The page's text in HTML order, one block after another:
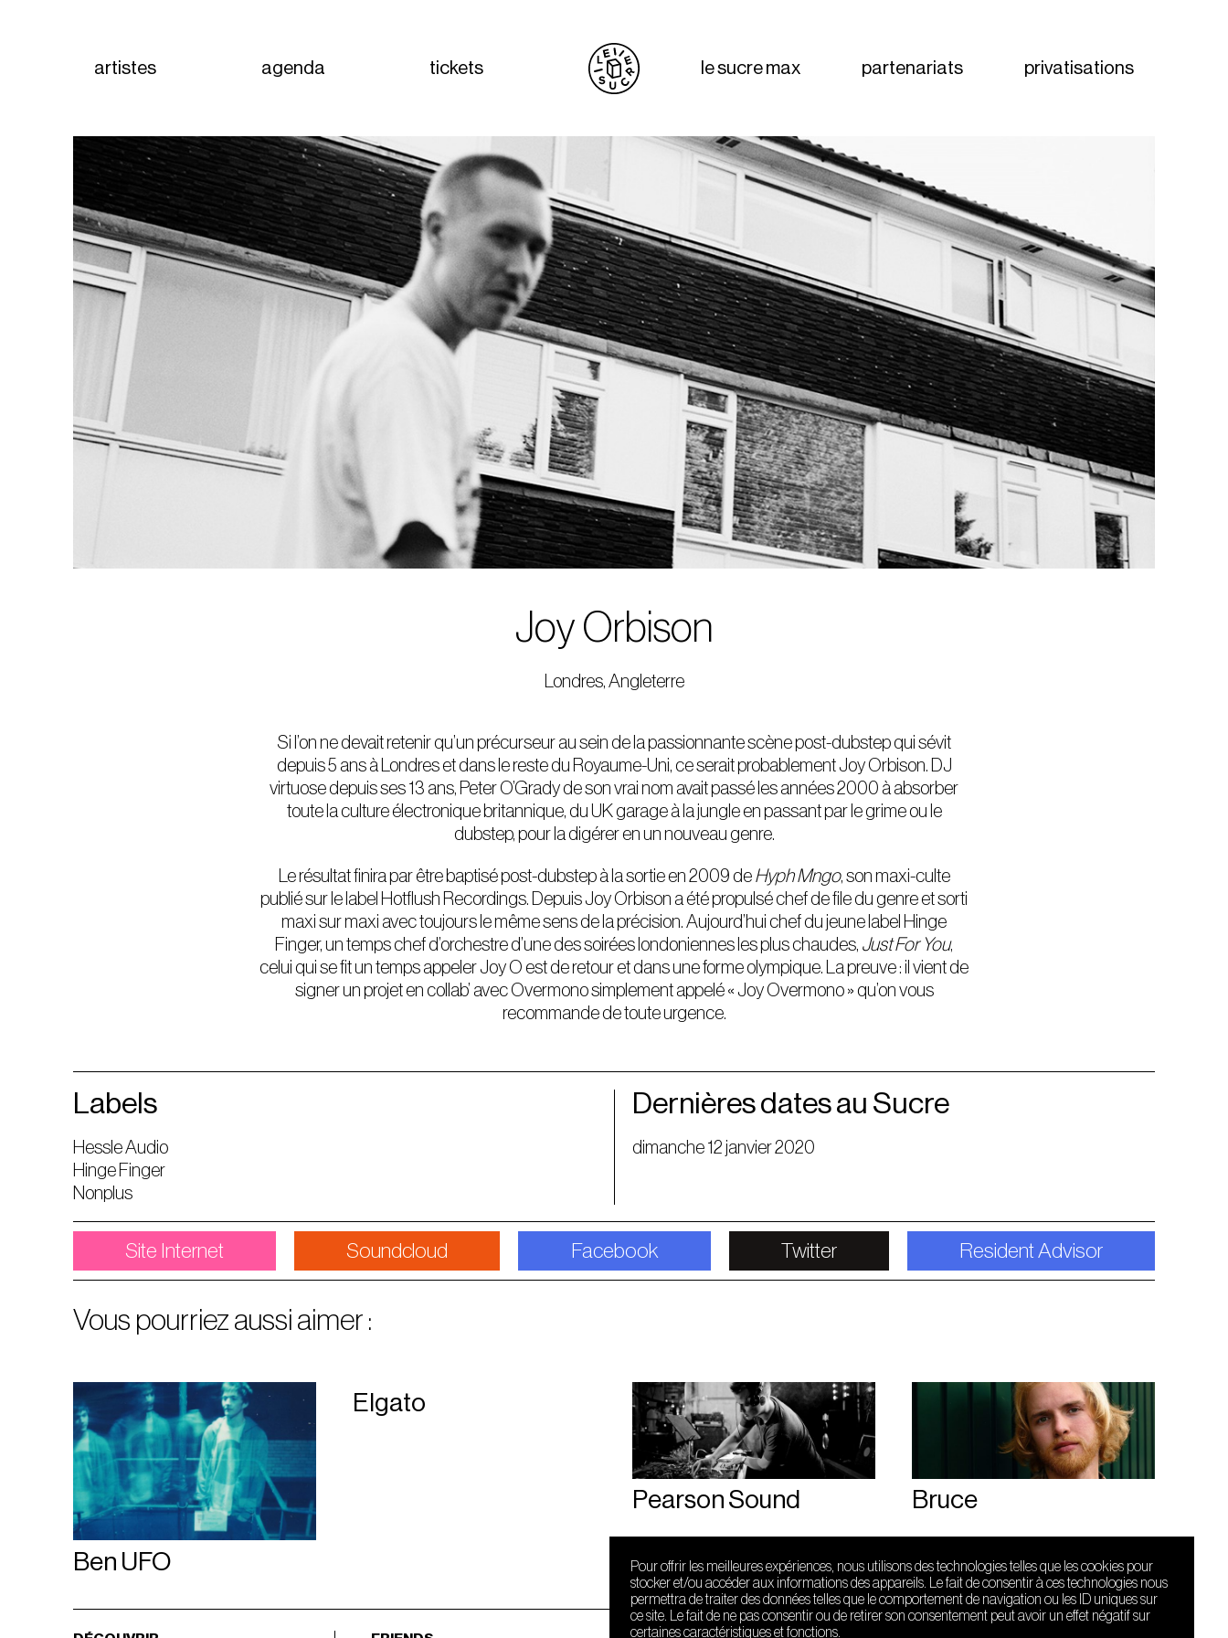
artistes agenda tickets le sucre max partenariats privatisations
Joy Orbison
Londres, Angleterre
Si l’on ne devait retenir qu’un précurseur au sein de la passionnante scène post-dubstep qui sévit
depuis 5 ans à Londres et dans le reste du Royaume-Uni, ce serait probablement Joy Orbison. DJ
virtuose depuis ses 13 ans, Peter O’Grady de son vrai nom avait passé les années 2000 à absorber
toute la culture électronique britannique, du UK garage à la jungle en passant par le grime ou le
dubstep, pour la digérer en un nouveau genre.
Le résultat finira par être baptisé post-dubstep à la sortie en 2009 deHyph Mngo, son maxi-culte
publié sur le label Hotflush Recordings. Depuis Joy Orbison a été propulsé chef de file du genre et sorti
maxi sur maxi avec toujours le même sens de la précision. Aujourd’hui chef du jeune label Hinge
Finger, un temps chef d’orchestre d’une des soirées londoniennes les plus chaudes, Just For You,
celui qui se fit un temps appeler Joy O est de retour et dans une forme olympique. La preuve : il vient de
signer un projet en collab’ avec Overmono simplement appelé « Joy Overmono » qu’on vous
recommande de toute urgence.
Labels
Hessle Audio
Hinge Finger
Nonplus
Dernières dates au Sucre
dimanche 12 janvier 2020
Site Internet Soundcloud Facebook Twitter Resident Advisor
Vous pourriez aussi aimer :
Ben UFO
Elgato
Pearson Sound Bruce
Pour offrir les meilleures expériences, nous utilisons des technologies telles que les cookies pour
stocker et/ou accéder aux informations des appareils. Le fait de consentir à ces technologies nous
permettra de traiter des données telles que le comportement de navigation ou les ID uniques sur
ce site. Le fait de ne pas consentir ou de retirer son consentement peut avoir un effet négatif sur
certaines caractéristiques et fonctions.